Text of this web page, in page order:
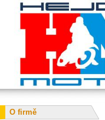
O firmě